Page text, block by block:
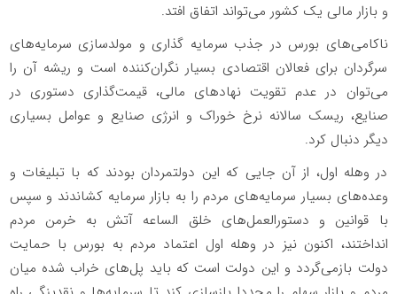
و بازار مالی یک کشور می‌تواند اتفاق افتد.
ناکامی‌های بورس در جذب سرمایه گذاری و مولدسازی سرمایه‌های
سرگردان برای فعالان اقتصادی بسیار نگران‌کننده است و ریشه آن را
می‌توان در عدم تقویت نهادهای مالی، قیمت‌گذاری دستوری در
صنایع، ریسک سالانه نرخ خوراک و انرژی صنایع و عوامل بسیاری
دیگر دنبال کرد.
در وهله اول، از آن جایی که این دولتمردان بودند که با تبلیغات و
وعده‌های بسیار سرمایه‌های مردم را به بازار سرمایه کشاندند و سپس
با قوانین و دستورالعمل‌های خلق الساعه آتش به خرمن مردم
انداختند، اکنون نیز در وهله اول اعتماد مردم به بورس با حمایت
دولت بازمی‌گردد و این دولت است که باید پل‌های خراب شده میان